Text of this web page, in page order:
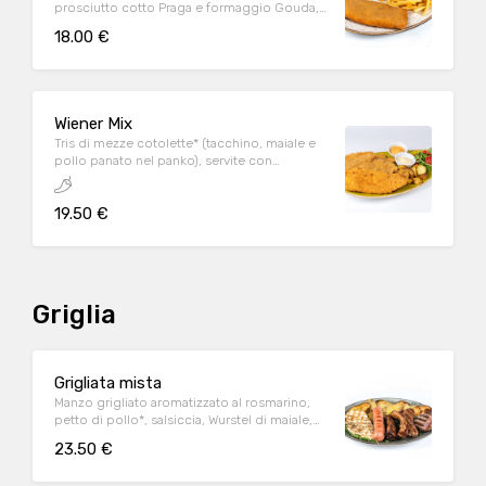
prosciutto cotto Praga e formaggio Gouda,
18.00 €
Wiener Mix
Tris di mezze cotolette* (tacchino, maiale e
pollo panato nel panko), servite con
insalatina di rucola e pomodorini, patate al
forno, salsa Wiener e salsa speziata
19.50 €
Griglia
Grigliata mista
Manzo grigliato aromatizzato al rosmarino,
petto di pollo*, salsiccia, Wurstel di maiale,
serviti su rucola. Il tutto accompagnato da
23.50 €